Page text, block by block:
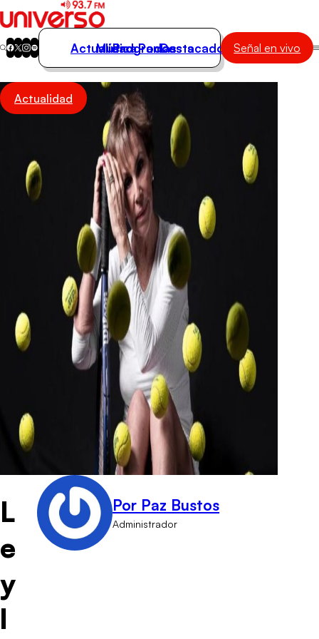
Actualidad
Música
Destacados
Actualidad
Música
Programas
Podcasts
Destacados Señal en vivo
Actualidad
L
e
y
l
Por Paz Bustos
Administrador